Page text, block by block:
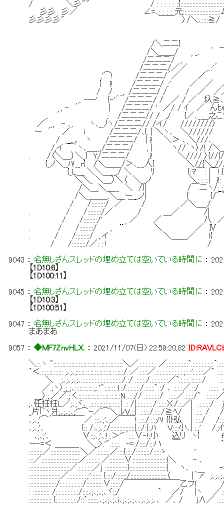
/ ＼彡"" / : : : : : :{::::::::::::::::::::::::::::::!／レ"ﾄ､
彡彡 彡／ ∠=､: : : : 元:::::::::::::::::::::::::ム
彡彡彡彡" ￣￣ 〉/＼､::::≧/
/＼二二} ＿＿
/＼＿＿/ _, ´ ｀¨¨
/二二二/ , ´ ＿
/二二二/／／ ,..:'´ -
,'⌒! /二二二/´／ ／
} l! /二二二/ ,:' ／ ／ ／
/ ﾉ _,. /二二二/ / / ／ ／／
,. -―' {-'´ /二二二/ / ／ / ／ 圦≧､
, - ´ | /二二二/ ' ／/ / ｲ ／ んﾋ心
,. ´ ,: /二二二// / ,/ {／､_＿之こ
／ _,. - ､, ヽ､__ﾉヽ/二二二// /イ/ ////////
ー ´ ／ i /二二二/､{. | ＼ヽ､ ＼
/ _,..， ヽ /二二二/ | i! ＼＞ ､ ＼///､ -
/,イ ￣｀ヽ､＿__,/二二二/ , | ヽ//｀ヽ〉/! /＼＿
. /〈＼＿）＼_} Y/二二二/ ,i! ＼//// 〉{//
{_ノ＼__ﾊ!__r{ /＼＿＿/＞､___人{ ＼//
{_L＿ ＼＼＿__,/ ＼ ﾘ {:ﾏ￣: |￣!:{///// ／
＼＼_ ＼＿）＼〈 ＼__ノ ＼: : :.| j!: :
/＼＿＼＿__ ＼ /}| /￣二ヽ/
/＼_＿＿_,＼＿ー _,ノ| { {/⌒ヽ
/ /:::::::::/ ／ ￣ / ／＼＿_/
. / /:::::::::/／ / ＿／ /| /
/ /:::::::::/' ／ ／ 八 ／ ＼/
. / /:::::::::/ , ¨´ ＼ ／ Ⅳ
. / /:::::::::/ ,.イ ＼＿＿
/ /:::::::::/／: : !
9043 ：名無しさんスレッドの埋め立ては空いている時間に ：
【1D10:6】
【1D100:11】
9045 ：名無しさんスレッドの埋め立ては空いている時間に ：
【1D10:3】
【1D100:51】
9047 ：名無しさんスレッドの埋め立ては空いている時間に ：
まあまあ
9057 ：◆MF7ZnvHLX. ：2021/11/07(日) 22:59:20.82
＼::.ヽ ^::.::.::.::.::.:.::.::.::.::.::.::.::.::.::.::＼／.:.:.:.:.:.: ／
`＜.::.:.::.::.::: ;､;､;::.::.::.::.::.::.::.::.::.::.:/.:／.:.:.:／.:.:.:.:.:.:.:.:.:.;.:.:':.:.:.:／`
＼ ;､;､;､;､.:.:.:.:.:.:.:.:.:.:.:.:.:./.:/ .:.:.:./.:.:.:.:.:.:／`.:.:.:..::.:.:./
／.;ヽ）_;_;､::.::.::.::.:,:.'":.::.::.:l.:/.:.:.:.:./.:.:.:.`.:/ ､ .:.:.:／.::/ .:.:.:. /
＿〉.;.／／.; く.::.::.::.::.::.::.::.::.::.:N .:.:// .:.:.:.:.:/ .:.:.／.:.:.:/` :.:.:.:
;､任抂抂L／;､;ヾ､ .::.::.::.::.::.::.:.| .: /|.:.:.:.:.:./.:.:.:Х/.:.／| .:.:.:.:/ j
_片｢ﾞヽ爿;､;､;､;'^⌒ｰ／⌒＼.:ﾚV.::| .:.:.:./.:.:./≧ﾍ/ │.:.:. / /.:./
､;､;'⌒´￣￣￣￣／ :::､;'､;／￣￣! .::./.:.:;ﾊ! {{ﾄ弘 │:.:./ /.:./
､;､;'､ {:: /:､;､;'/::::::::::::::::|.:./:|:.ﾊ Ｖ::::小､| :.,' /.;ｲ升i:.
､;､;'､ ∨::;､;'､:!:.＞'"´:.:.∨-!;小 込リ ヽ{ f圦:::ﾝ /ｲ/.:.:
ー‐=＜ ＿＿＿ ＼_;>.'".:.:.:. -=:/::::/:::ハ ￣ `=≠ '
:::::::::／::::::::::::::::::::＼／.:.:.:.:.／::::{::::/:::::::::/:::::ゝ
:::／:::::::::::::::::::::::::／.:.:.:.: ／::::::::::∨:::::::::::::::::::::::l＼ - ､
:::::::::::::::::::::::::::／.:.:.:.:.:／j :::::::::::::::}:::::::::::::::::::::::::| ヽ､
:::::::::::::::::::::／.:.:.:.:.:.:,:'::::::: {::::/:::::::/::::::::::::::::::::::::〈 |｀ア ;､;､
::::::::::::::::::/:.:.:.:.:.:.:.:/:::::::::::∨::::::/￣￣￣￣￣￣￣乙フｌ /／;
: ::::::::::: /:.:.:.:.:.:.:.:/::::､;､;､;､ヾ:;/ ` ／/ |ヽ ／.:.:.:.:.:.:./
::::::::::::::: {:.:.:.:.:.:.:./::`:::::::.､;､;､;､i､;､;､;､､;､;､;､､ ／、/ j∧／